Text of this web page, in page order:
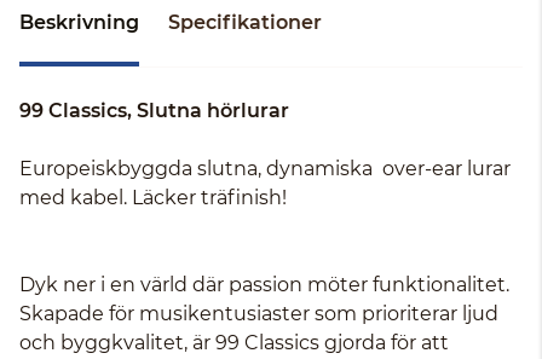
Beskrivning Specifikationer
99 Classics, Slutna hörlurar
Europeiskbyggda slutna, dynamiska over-ear lurar
med kabel. Läcker träfinish!
Dyk ner i en värld där passion möter funktionalitet.
Skapade för musikentusiaster som prioriterar ljud
och byggkvalitet, är 99 Classics gjorda för att